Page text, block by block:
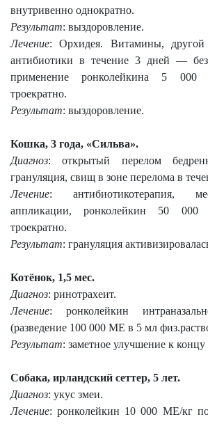
внутривенно однократно.
Результат: выздоровление.
Лечение: Орхидея. Витамины, другой
антибиотики в течение 3 дней —
применение ронколейкина 5 000
троекратно.
Результат: выздоровление.
Кошка, 3 года, «Сильва».
Диагноз: открытый перелом
грануляция, свищ в зоне перелома в
Лечение: антибиотикотерапия,
аппликации, ронколейкин 50
троекратно.
Результат: грануляция
Котёнок, 1,5 мес.
Диагноз: ринотрахеит.
Лечение: ронколейкин
(разведение 100 000 МЕ в 5 мл
Результат: заметное улучшение к концу
Собака, ирландский сеттер, 5 лет.
Диагноз: укус змеи.
Лечение: ронколейкин 10 000 МЕ/кг